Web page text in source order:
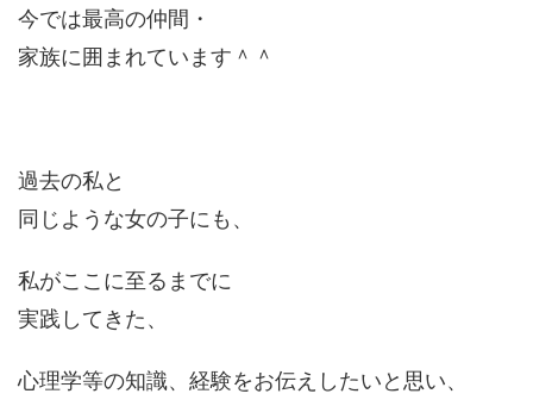
今では最高の仲間・
家族に囲まれています＾＾
過去の私と
同じような女の子にも、
私がここに至るまでに
実践してきた、
心理学等の知識、経験をお伝えしたいと思い、